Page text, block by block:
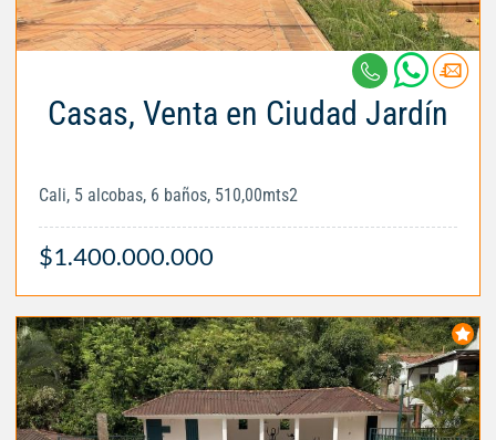
Casas, Venta en Ciudad Jardín
Cali, 5 alcobas, 6 baños, 510,00mts2
$1.400.000.000